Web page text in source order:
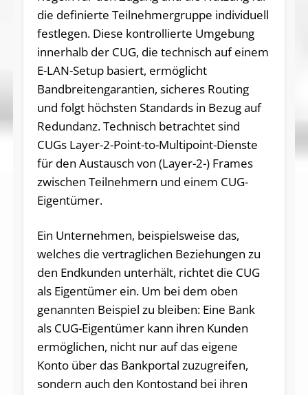
die definierte Teilnehmergruppe individuell
festlegen. Diese kontrollierte Umgebung
innerhalb der CUG, die technisch auf einem
E-LAN-Setup basiert, ermöglicht
Bandbreitengarantien, sicheres Routing
und folgt höchsten Standards in Bezug auf
Redundanz. Technisch betrachtet sind
CUGs Layer-2-Point-to-Multipoint-Dienste
für den Austausch von (Layer-2-) Frames
zwischen Teilnehmern und einem CUG-
Eigentümer.
Ein Unternehmen, beispielsweise das,
welches die vertraglichen Beziehungen zu
den Endkunden unterhält, richtet die CUG
als Eigentümer ein. Um bei dem oben
genannten Beispiel zu bleiben: Eine Bank
als CUG-Eigentümer kann ihren Kunden
ermöglichen, nicht nur auf das eigene
Konto über das Bankportal zuzugreifen,
sondern auch den Kontostand bei ihren